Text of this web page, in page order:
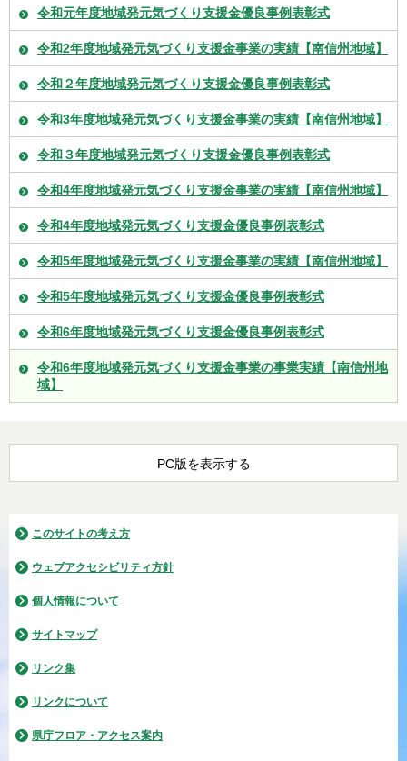
令和元年度地域発元気づくり支援金優良事例表彰式
令和2年度地域発元気づくり支援金事業の実績【南信州地域】
令和２年度地域発元気づくり支援金優良事例表彰式
令和3年度地域発元気づくり支援金事業の実績【南信州地域】
令和３年度地域発元気づくり支援金優良事例表彰式
令和4年度地域発元気づくり支援金事業の実績【南信州地域】
令和4年度地域発元気づくり支援金優良事例表彰式
令和5年度地域発元気づくり支援金事業の実績【南信州地域】
令和5年度地域発元気づくり支援金優良事例表彰式
令和6年度地域発元気づくり支援金優良事例表彰式
令和6年度地域発元気づくり支援金事業の事業実績【南信州地
域】
PC版を表示する
このサイトの考え方
ウェブアクセシビリティ方針
個人情報について
サイトマップ
リンク集
リンクについて
県庁フロア・アクセス案内